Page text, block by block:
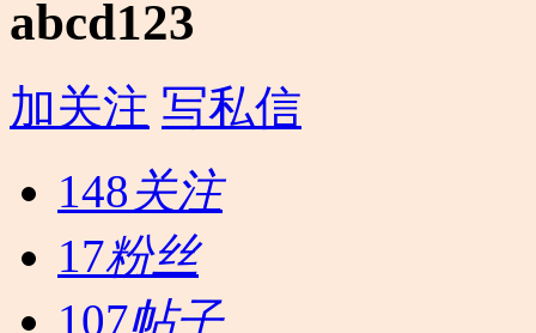
abcd123
加关注 写私信
148关注
17粉丝
107帖子